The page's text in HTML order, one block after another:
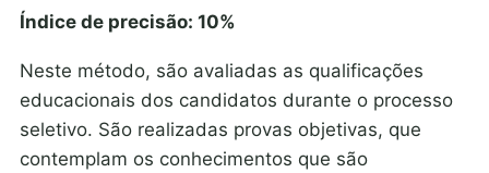
Índice de precisão: 10%
Neste método, são avaliadas as qualificações
educacionais dos candidatos durante o processo
seletivo. São realizadas provas objetivas, que
contemplam os conhecimentos que são